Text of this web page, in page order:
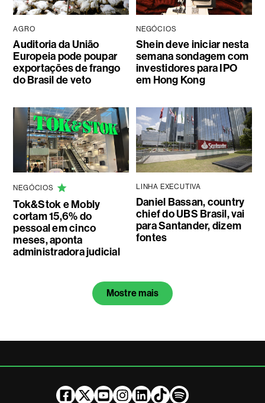
AGRO
Auditoria da União
Europeia pode poupar
exportações de frango
do Brasil de veto
NEGÓCIOS
Shein deve iniciar nesta
semana sondagem com
investidores para IPO
em Hong Kong
NEGÓCIOS
Tok&Stok e Mobly
cortam 15,6% do
pessoal em cinco
meses, aponta
administradora judicial
LINHA EXECUTIVA
Daniel Bassan, country
chief do UBS Brasil, vai
para Santander, dizem
fontes
Mostre mais